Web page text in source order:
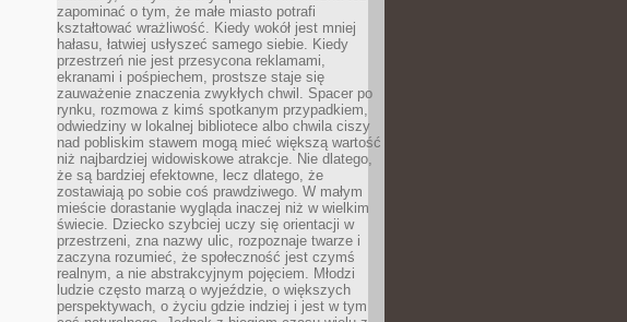
zapominać o tym, że małe miasto potrafi
kształtować wrażliwość. Kiedy wokół jest mniej
hałasu, łatwiej usłyszeć samego siebie. Kiedy
przestrzeń nie jest przesycona reklamami,
ekranami i pośpiechem, prostsze staje się
zauważenie znaczenia zwykłych chwil. Spacer po
rynku, rozmowa z kimś spotkanym przypadkiem,
odwiedziny w lokalnej bibliotece albo chwila ciszy
nad pobliskim stawem mogą mieć większą wartość
niż najbardziej widowiskowe atrakcje. Nie dlatego,
że są bardziej efektowne, lecz dlatego, że
zostawiają po sobie coś prawdziwego. W małym
mieście dorastanie wygląda inaczej niż w wielkim
świecie. Dziecko szybciej uczy się orientacji w
przestrzeni, zna nazwy ulic, rozpoznaje twarze i
zaczyna rozumieć, że społeczność jest czymś
realnym, a nie abstrakcyjnym pojęciem. Młodzi
ludzie często marzą o wyjeździe, o większych
perspektywach, o życiu gdzie indziej i jest w tym